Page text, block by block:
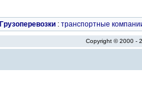
Грузоперевозки : транспортные
Copyright © 2000 -